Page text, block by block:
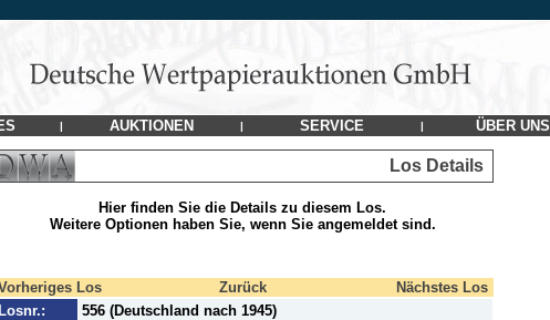
| AUKTIONEN | SERVICE | ÜBER UNS
Los Details
Hier finden Sie die Details zu diesem Los.
Weitere Optionen haben Sie, wenn Sie angemeldet sind.
Los Zurück
Nächstes Los
Losnr.:
556 (Deutschland nach 1945)